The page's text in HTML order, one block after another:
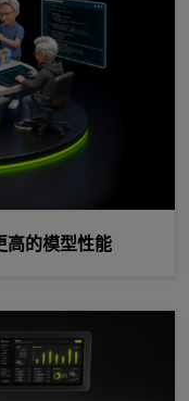
高的模型性能
管理的分析 AI 智能体